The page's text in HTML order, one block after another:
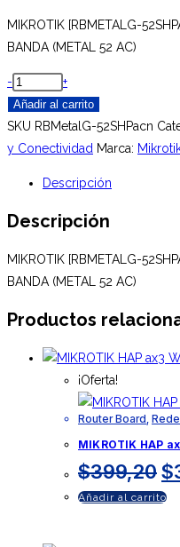
MIKROTIK [RBMETALG-
BANDA (METAL 52 AC)
MIKROTIK
[RBMETALG-
52SHPACN]
PUNTO
ACCESO
DOBLE
(METAL
52
cantidad
- +
Añadir al carrito
SKU RBMetalG-52SHPacn
y Conectividad Marca:
Descripción
Descripción
MIKROTIK [RBMETALG-
BANDA (METAL 52 AC)
Productos
¡Oferta!
Router Board,
MIKROTIK HAP
$399,20El
$
Añadir al carrito